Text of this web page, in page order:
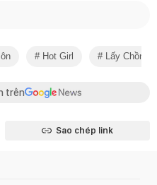
Hot Girl Lấy Chồng
trên
Sao chép link